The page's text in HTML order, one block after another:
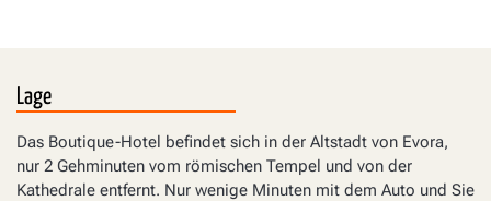
Lage
Das Boutique-Hotel befindet sich in der Altstadt von Evora,
nur 2 Gehminuten vom römischen Tempel und von der
Kathedrale entfernt. Nur wenige Minuten mit dem Auto und Sie